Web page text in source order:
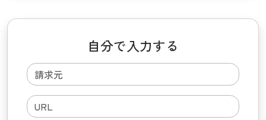
自分で入力する